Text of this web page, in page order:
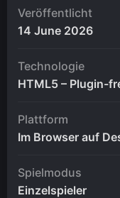
Veröffentlicht
14 June 2026
Technologie
HTML5 – Plugin-
Plattform
Im Browser auf
Spielmodus
Einzelspieler